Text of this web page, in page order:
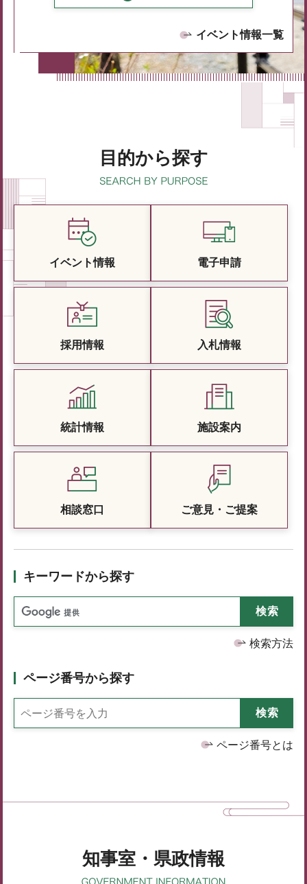
イベント情報一覧
目的から探す
イベント情報 電子申請
採用情報 入札情報
統計情報 施設案内
相談窓口 ご意見・ご提案
キーワードから探す
検索方法
ページ番号から探す
ページ番号とは
知事室・県政情報